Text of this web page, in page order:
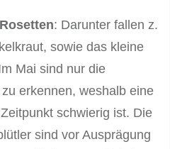
: Darunter fallen z.
sowie das kleine
Mai sind nur die
erkennen, weshalb eine
schwierig ist. Die
sind vor Ausprägung